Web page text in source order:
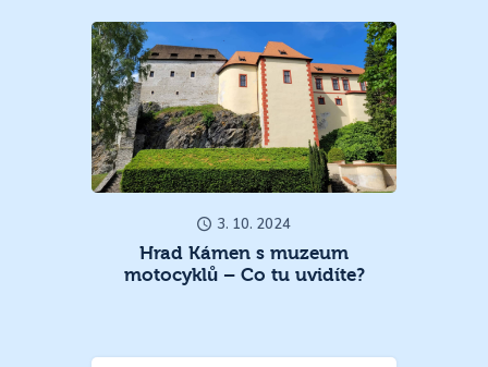
3. 10. 2024
Hrad Kámen s muzeum
motocyklů – Co tu uvidíte?